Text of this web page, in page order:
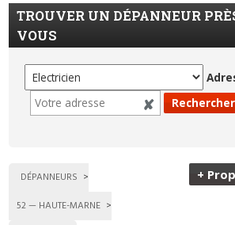
TROUVER UN DÉPANNEUR
VOUS
+
DÉPANNEURS
52 — HAUTE-MARNE